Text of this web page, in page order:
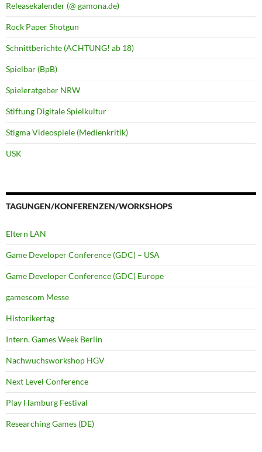
Releasekalender (@ gamona.de)
Rock Paper Shotgun
Schnittberichte (ACHTUNG! ab 18)
Spielbar (BpB)
Spieleratgeber NRW
Stiftung Digitale Spielkultur
Stigma Videospiele (Medienkritik)
USK
TAGUNGEN/KONFERENZEN/WORKSHOPS
Eltern LAN
Game Developer Conference (GDC) – USA
Game Developer Conference (GDC) Europe
gamescom Messe
Historikertag
Intern. Games Week Berlin
Nachwuchsworkshop HGV
Next Level Conference
Play Hamburg Festival
Researching Games (DE)